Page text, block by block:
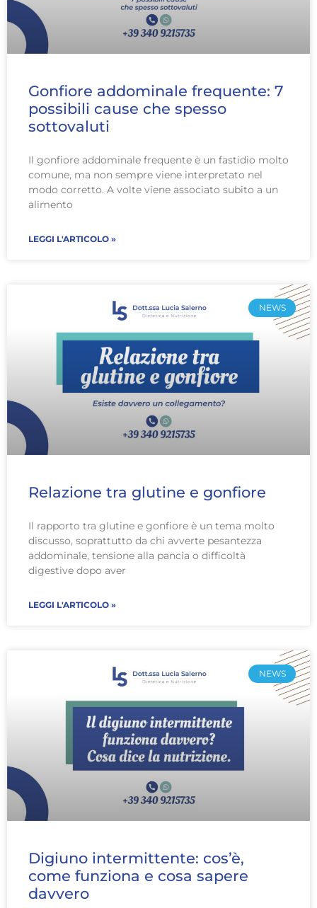
Gonfiore addominale frequente: 7
possibili cause che spesso
sottovaluti
Il gonfiore addominale frequente è un fastidio molto
comune, ma non sempre viene interpretato nel
modo corretto. A volte viene associato subito a un
alimento
LEGGI L'ARTICOLO »
NEWS
Relazione tra glutine e gonfiore
Il rapporto tra glutine e gonfiore è un tema molto
discusso, soprattutto da chi avverte pesantezza
addominale, tensione alla pancia o difficoltà
digestive dopo aver
LEGGI L'ARTICOLO »
NEWS
Digiuno intermittente: cos’è,
come funziona e cosa sapere
davvero